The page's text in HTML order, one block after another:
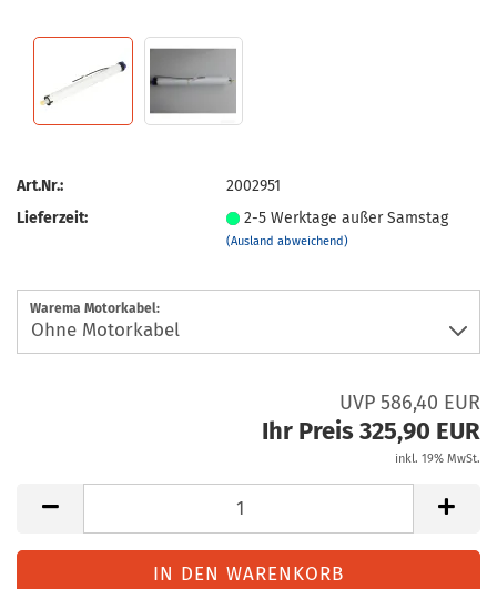
Art.Nr.:
2002951
Lieferzeit:
2-5 Werktage außer Samstag
(Ausland abweichend)
Warema Motorkabel:
UVP 586,40 EUR
Ihr Preis 325,90 EUR
inkl. 19% MwSt.